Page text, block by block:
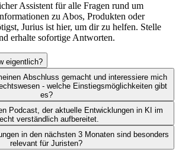
Assistent für alle Fragen rund um
zu Abos, Produkten oder
Jurius ist hier, um dir zu helfen. Stelle
erhalte sofortige Antworten.
eigentlich?
- welche Einstiegsmöglichkeiten gibt
es?
verständlich aufbereitet.
relevant für Juristen?